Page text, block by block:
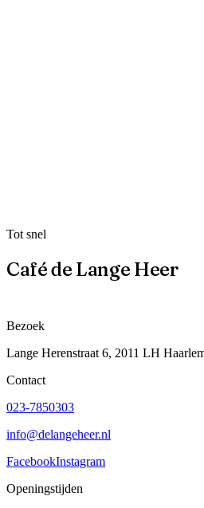
Tot snel
Café de Lange Heer
Bezoek
Lange Herenstraat 6, 2011 LH
Contact
023-7850303
info@delangeheer.nl
FacebookInstagram
Openingstijden